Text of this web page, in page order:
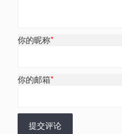
你的昵称*
你的邮箱*
提交评论